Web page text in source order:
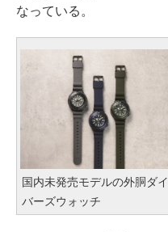
なっている。
国内未発売モデルの外胴ダイ
バーズウォッチ